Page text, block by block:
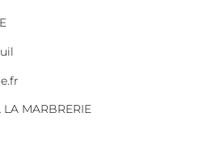
LA MARBRERIE